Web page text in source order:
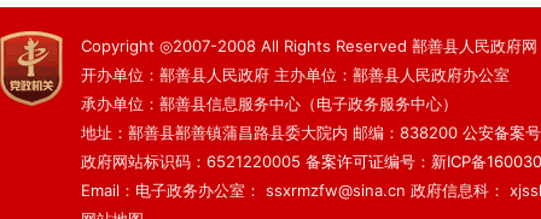
Copyright ◎2007-2008 All Rights Reserved 鄯善县人民政府网
开办单位：鄯善县人民政府 主办单位：鄯善县人民政府办公室
承办单位：鄯善县信息服务中心（电子政务服务中心）
地址：鄯善县鄯善镇蒲昌路县委大院内 邮编：838200 公安备案
政府网站标识码：6521220005 备案许可证编号：新ICP备
Email：电子政务办公室： ssxrmzfw@sina.cn 政府信息科：